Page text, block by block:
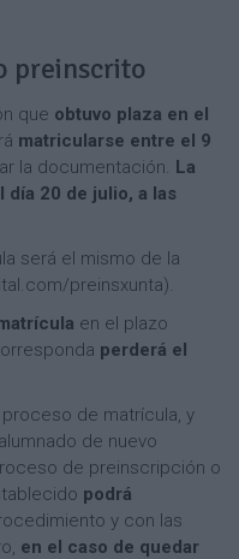
preinscrito
que obtuvo plaza en el
matricularse entre el 9
la documentación. La
20 de julio, a las
será el mismo de la
preinsxunta).
en el plazo
perderá el
de matrícula, y
de nuevo
de preinscripción o
podrá
y con las
en el caso de quedar